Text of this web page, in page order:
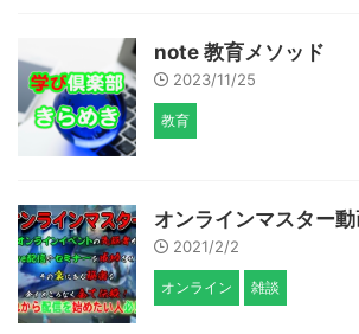
note 教育メソッド
2023/11/25
教育
オンラインマスター
2021/2/2
オンライン 雑談